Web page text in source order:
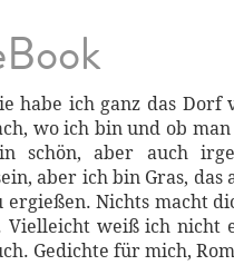
ich ganz das Dorf
wo ich bin und ob
schön, aber auch
aber ich bin Gras, das
Nichts macht
Vielleicht weiß ich nicht
Gedichte für mich,